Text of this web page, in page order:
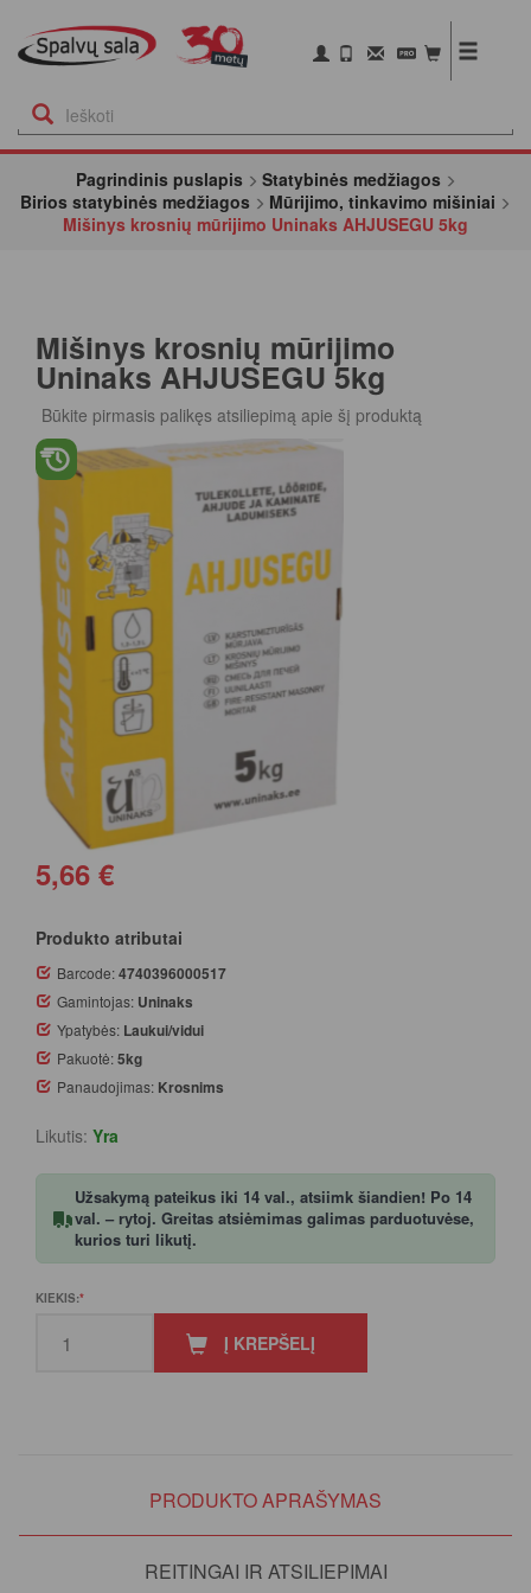
Pagrindinis puslapis
Statybinės medžiagos
Birios statybinės medžiagos
Mūrijimo, tinkavimo mišiniai
Mišinys krosnių mūrijimo Uninaks AHJUSEGU 5kg
Mišinys krosnių mūrijimo
Uninaks AHJUSEGU 5kg
Būkite pirmasis palikęs atsiliepimą apie šį produktą
5,66 €
Produkto atributai
Barcode:4740396000517
Gamintojas: Uninaks
Ypatybės: Laukui/vidui
Pakuotė:5kg
Panaudojimas: Krosnims
Likutis: Yra
Užsakymą pateikus iki 14 val., atsiimk šiandien! Po 14
val. – rytoj. Greitas atsiėmimas galimas parduotuvėse,
kurios turi likutį.
KIEKIS:
Į KREPŠELĮ
PRODUKTO APRAŠYMAS
REITINGAI IR ATSILIEPIMAI